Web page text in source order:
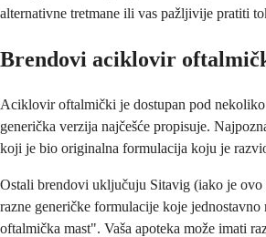
alternativne tretmane ili vas pažljivije pratiti
Brendovi aciklovir
Aciklovir oftalmički je dostupan pod
generička verzija najčešće propisuje.
koji je bio originalna formulacija koju je
Ostali brendovi uključuju Sitavig (iako je ovo
razne generičke formulacije koje
oftalmička mast". Vaša apoteka može imati